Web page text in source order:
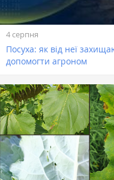
4 серпня
Посуха: як від неї
допомогти агроном